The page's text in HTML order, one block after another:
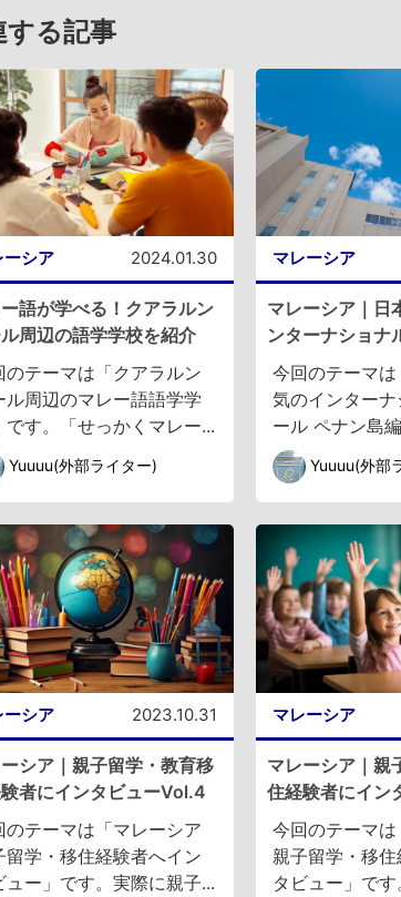
する記事
ーシア 2024.01.30
語が学べる！クアラルン
周辺の語学学校を紹介
のテーマは「クアラルン
ル周辺のマレー語語学学
です。「せっかくマレー...
Yuuuu(外部ライター)
マレーシア
マレーシア｜日
ンターナショナ
今回のテーマ
気のインターナ
ール ペナン島
Yuuuu(外部
ーシア 2023.10.31
シア｜親子留学・教育移
者にインタビューVol.4
のテーマは「マレーシア
留学・移住経験者へイン
ュー」です。実際に親子...
マレーシア
マレーシア｜親
住経験者にイン
今回のテーマ
親子留学・移
タビュー」で